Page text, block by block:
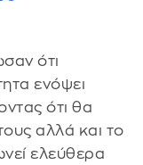
ότι
ενόψει
ότι θα
αλλά και το
ελεύθερα